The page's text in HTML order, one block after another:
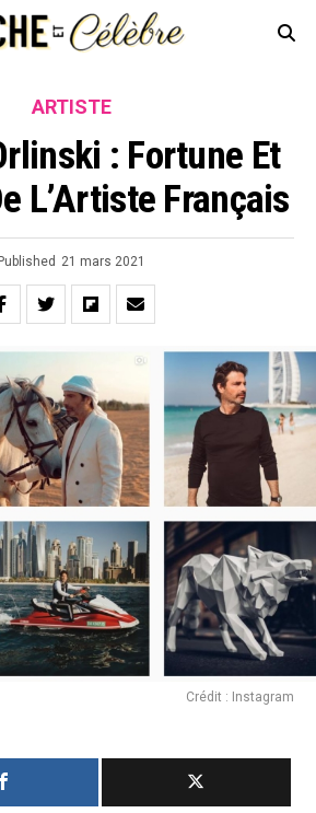
ARTISTE
: Fortune Et
L’Artiste Français
Published 21 mars 2021
Crédit : Instagram